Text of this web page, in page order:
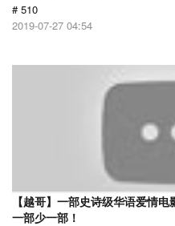
# 510
2019-07-27 04:54
【越哥】一部史诗级华语爱情
一部少一部！